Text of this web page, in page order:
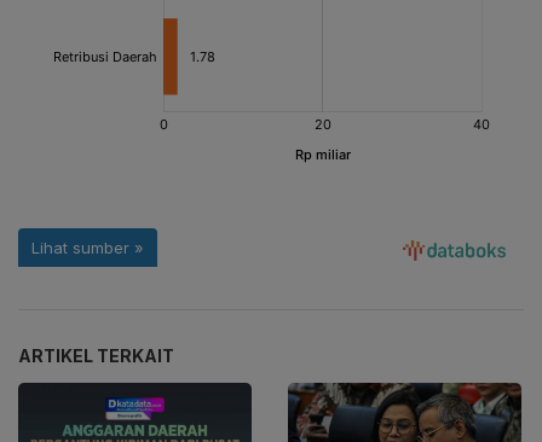
ARTIKEL TERKAIT